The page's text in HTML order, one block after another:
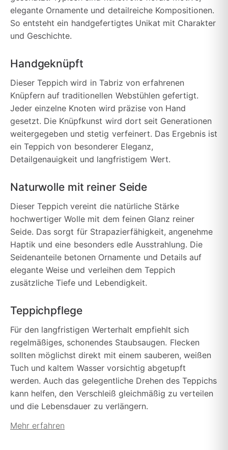
elegante Ornamente und detailreiche Kompositionen.
So entsteht ein handgefertigtes Unikat mit Charakter
und Geschichte.
Handgeknüpft
Dieser Teppich wird in Tabriz von erfahrenen
Knüpfern auf traditionellen Webstühlen gefertigt.
Jeder einzelne Knoten wird präzise von Hand
gesetzt. Die Knüpfkunst wird dort seit Generationen
weitergegeben und stetig verfeinert. Das Ergebnis ist
ein Teppich von besonderer Eleganz,
Detailgenauigkeit und langfristigem Wert.
Naturwolle mit reiner Seide
Dieser Teppich vereint die natürliche Stärke
hochwertiger Wolle mit dem feinen Glanz reiner
Seide. Das sorgt für Strapazierfähigkeit, angenehme
Haptik und eine besonders edle Ausstrahlung. Die
Seidenanteile betonen Ornamente und Details auf
elegante Weise und verleihen dem Teppich
zusätzliche Tiefe und Lebendigkeit.
Teppichpflege
Für den langfristigen Werterhalt empfiehlt sich
regelmäßiges, schonendes Staubsaugen. Flecken
sollten möglichst direkt mit einem sauberen, weißen
Tuch und kaltem Wasser vorsichtig abgetupft
werden. Auch das gelegentliche Drehen des Teppichs
kann helfen, den Verschleiß gleichmäßig zu verteilen
und die Lebensdauer zu verlängern.
Mehr erfahren